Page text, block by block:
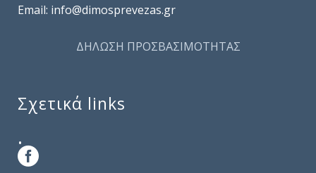
Email: info@dimosprevezas.gr
ΔΗΛΩΣΗ ΠΡΟΣΒΑΣΙΜΟΤΗΤΑΣ
Σχετικά links
.